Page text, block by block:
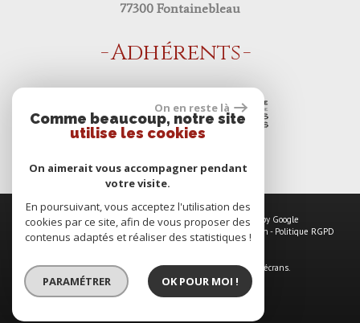
77300 Fontainebleau
Adhérents
© 2026 | Tous droits réservés | Traduction powered by Google
Plan du site
Mentions légales - Nos honoraires - Liens Admin - Politique RGPD
un seul site adaptable à tous les types d'écrans.
On en reste là
Comme beaucoup, notre site
utilise les cookies
On aimerait vous accompagner pendant
votre visite.
En poursuivant, vous acceptez l'utilisation des
cookies par ce site, afin de vous proposer des
contenus adaptés et réaliser des statistiques !
PARAMÉTRER OK POUR MOI !